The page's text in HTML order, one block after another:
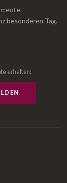
besonderen Tag.
erhalten: